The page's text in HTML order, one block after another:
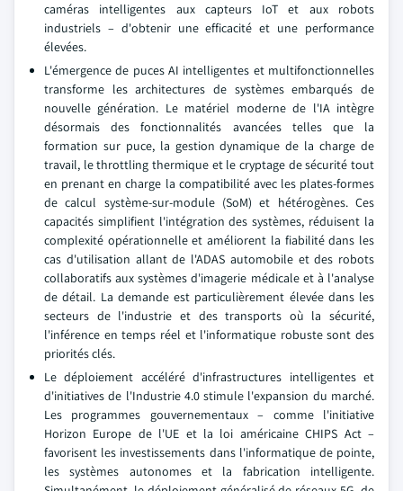
caméras intelligentes aux capteurs IoT et aux robots
industriels – d'obtenir une efficacité et une performance
élevées.
L'émergence de puces AI intelligentes et multifonctionnelles
transforme les architectures de systèmes embarqués de
nouvelle génération. Le matériel moderne de l'IA intègre
désormais des fonctionnalités avancées telles que la
formation sur puce, la gestion dynamique de la charge de
travail, le throttling thermique et le cryptage de sécurité tout
en prenant en charge la compatibilité avec les plates-formes
de calcul système-sur-module (SoM) et hétérogènes. Ces
capacités simplifient l'intégration des systèmes, réduisent la
complexité opérationnelle et améliorent la fiabilité dans les
cas d'utilisation allant de l'ADAS automobile et des robots
collaboratifs aux systèmes d'imagerie médicale et à l'analyse
de détail. La demande est particulièrement élevée dans les
secteurs de l'industrie et des transports où la sécurité,
l'inférence en temps réel et l'informatique robuste sont des
priorités clés.
Le déploiement accéléré d'infrastructures intelligentes et
d'initiatives de l'Industrie 4.0 stimule l'expansion du marché.
Les programmes gouvernementaux – comme l'initiative
Horizon Europe de l'UE et la loi américaine CHIPS Act –
favorisent les investissements dans l'informatique de pointe,
les systèmes autonomes et la fabrication intelligente.